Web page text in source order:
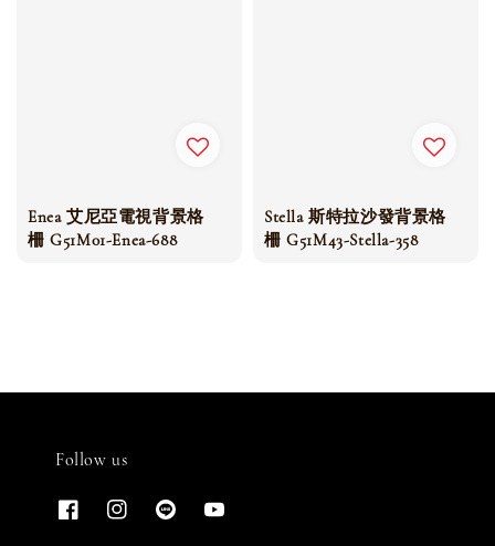
Enea 艾尼亞電視背景格
柵 G51M01-Enea-688
Stella 斯特拉沙發背景格
柵 G51M43-Stella-358
Follow us